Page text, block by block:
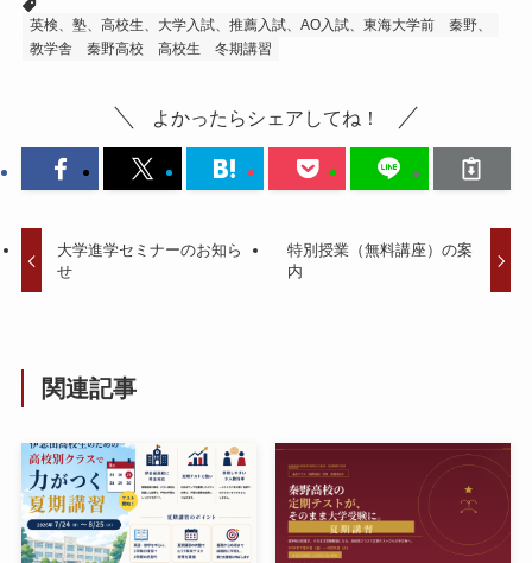
英検、塾、高校生、大学入試、推薦入試、AO入試、東海大学前 秦野、
教学舎
秦野高校 高校生 冬期講習
よかったらシェアしてね！
大学進学セミナーのお知ら
せ
特別授業（無料講座）の案
内
関連記事